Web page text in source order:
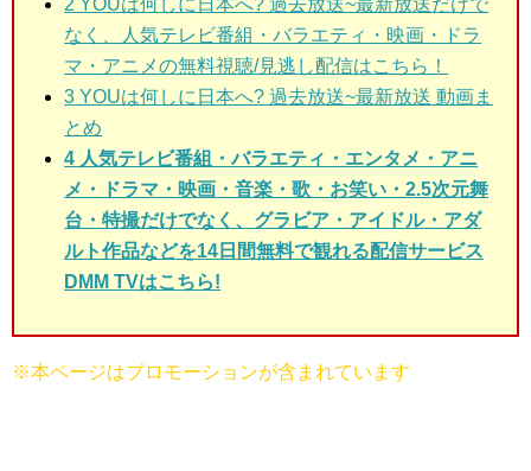
2 YOUは何しに日本へ? 過去放送~最新放送だけで
なく、人気テレビ番組・バラエティ・映画・ドラ
マ・アニメの無料視聴/見逃し配信はこちら！
3 YOUは何しに日本へ? 過去放送~最新放送 動画ま
とめ
4 人気テレビ番組・バラエティ・エンタメ・アニ
メ・ドラマ・映画・音楽・歌・お笑い・2.5次元舞
台・特撮だけでなく、グラビア・アイドル・アダ
ルト作品などを14日間無料で観れる配信サービス
DMM TVはこちら!
※本ページはプロモーションが含まれています